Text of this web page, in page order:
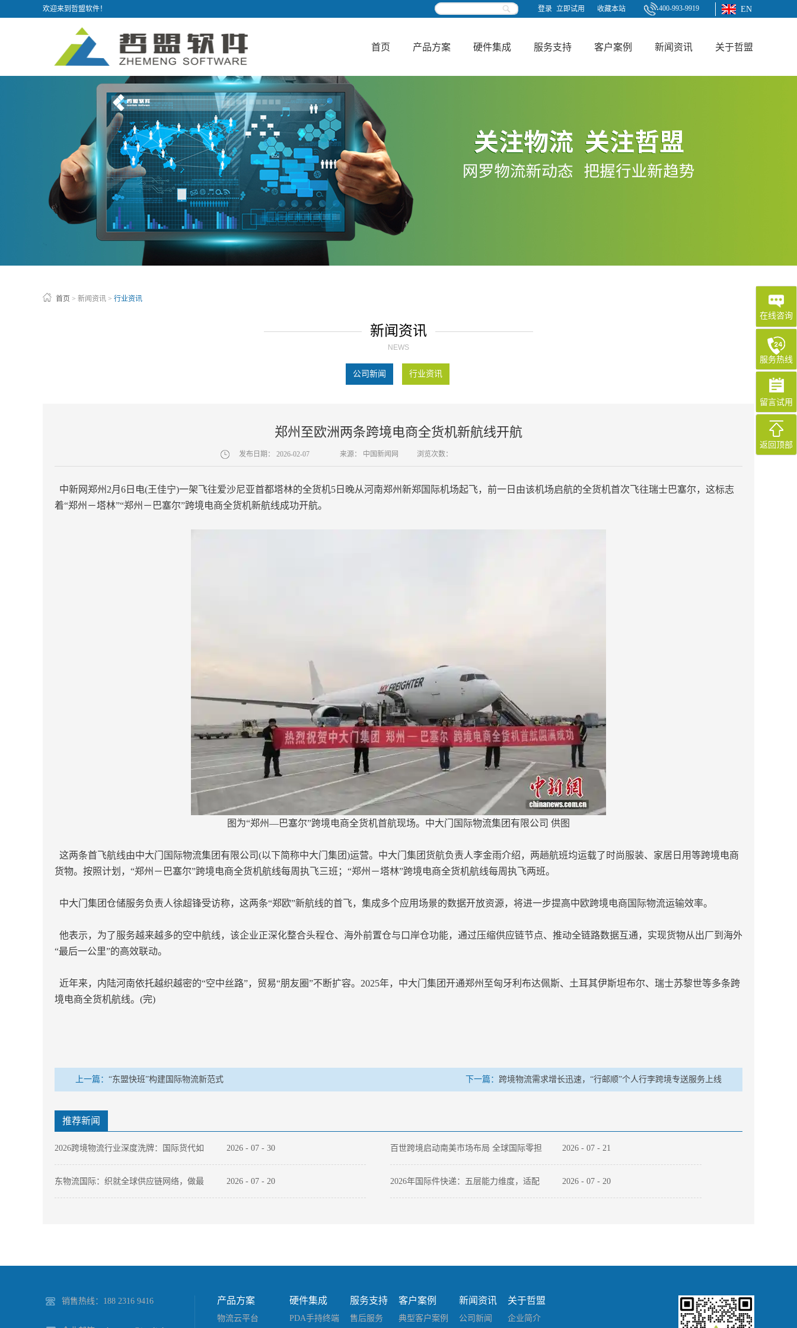
400-993-9919 EN
收藏本站
立即试用
登录
欢迎来到哲盟软件！
首页 产品方案 硬件集成 服务支持 客户案例 新闻资讯 关于哲盟
首页 > 新闻资讯 > 行业资讯
新闻资讯
NEWS
公司新闻 行业资讯
郑州至欧洲两条跨境电商全货机新航线开航
发布日期： 2026-02-07 来源： 中国新闻网 浏览次数：
中新网郑州2月6日电(王佳宁)一架飞往爱沙尼亚首都塔林的全货机5日晚从河南郑州新郑国际机场起飞，前一日由该机场启航的全货机首次飞往瑞士巴塞尔，这标志
着“郑州－塔林”“郑州－巴塞尔”跨境电商全货机新航线成功开航。
图为“郑州—巴塞尔”跨境电商全货机首航现场。中大门国际物流集团有限公司 供图
这两条首飞航线由中大门国际物流集团有限公司(以下简称中大门集团)运营。中大门集团货航负责人李金雨介绍，两趟航班均运载了时尚服装、家居日用等跨境电商
货物。按照计划，“郑州－巴塞尔”跨境电商全货机航线每周执飞三班；“郑州－塔林”跨境电商全货机航线每周执飞两班。
中大门集团仓储服务负责人徐超锋受访称，这两条“郑欧”新航线的首飞，集成多个应用场景的数据开放资源，将进一步提高中欧跨境电商国际物流运输效率。
他表示，为了服务越来越多的空中航线，该企业正深化整合头程仓、海外前置仓与口岸仓功能，通过压缩供应链节点、推动全链路数据互通，实现货物从出厂到海外
“最后一公里”的高效联动。
近年来，内陆河南依托越织越密的“空中丝路”，贸易“朋友圈”不断扩容。2025年，中大门集团开通郑州至匈牙利布达佩斯、土耳其伊斯坦布尔、瑞士苏黎世等多条跨
境电商全货机航线。(完)
上一篇： “东盟快班”构建国际物流新范式 下一篇： 跨境物流需求增长迅速，“行邮顺”个人行李跨境专送服务上线
推荐新闻
2026跨境物流行业深度洗牌：国际货代如
何以“数字化底座”穿越周期？
2026 - 07 - 30 百世跨境启动南美市场布局 全球国际零担
物流网络进入第二阶段
2026 - 07 - 21
东物流国际：织就全球供应链网络，做最 2026 - 07 - 20 2026年国际件快递：五层能力维度，适配 2026 - 07 - 20
销售热线：188 2316 9416 产品方案
物流云平台
硬件集成
PDA手持终端
服务支持
售后服务
客户案例
典型客户案例
新闻资讯
公司新闻
关于哲盟
企业简介
在线咨询
服务热线
留言试用
返回顶部